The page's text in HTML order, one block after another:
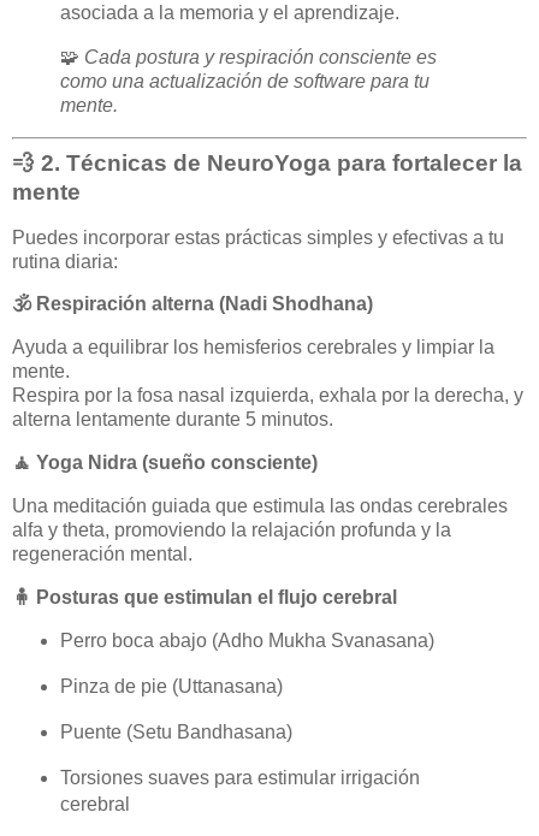
asociada a la memoria y el aprendizaje.
🧩 Cada postura y respiración consciente es
como una actualización de software para tu
mente.
💨 2. Técnicas de NeuroYoga para fortalecer la
mente
Puedes incorporar estas prácticas simples y efectivas a tu
rutina diaria:
🕉️ Respiración alterna (Nadi Shodhana)
Ayuda a equilibrar los hemisferios cerebrales y limpiar la
mente.
Respira por la fosa nasal izquierda, exhala por la derecha, y
alterna lentamente durante 5 minutos.
🧘 Yoga Nidra (sueño consciente)
Una meditación guiada que estimula las ondas cerebrales
alfa y theta, promoviendo la relajación profunda y la
regeneración mental.
🧍 Posturas que estimulan el flujo cerebral
Perro boca abajo (Adho Mukha Svanasana)
Pinza de pie (Uttanasana)
Puente (Setu Bandhasana)
Torsiones suaves para estimular irrigación
cerebral